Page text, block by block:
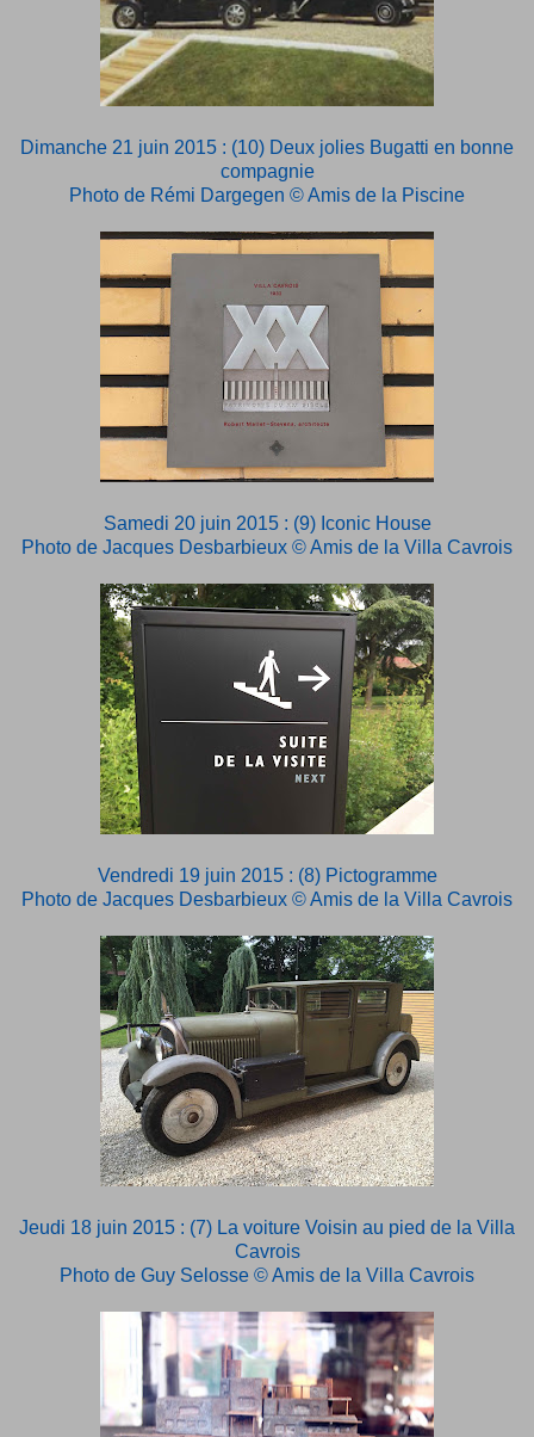
Dimanche 21 juin 2015 : (10) Deux jolies Bugatti en bonne
compagnie
Photo de Rémi Dargegen © Amis de la Piscine
Samedi 20 juin 2015 : (9) Iconic House
Photo de Jacques Desbarbieux © Amis de la Villa Cavrois
Vendredi 19 juin 2015 : (8) Pictogramme
Photo de Jacques Desbarbieux © Amis de la Villa Cavrois
Jeudi 18 juin 2015 : (7) La voiture Voisin au pied de la Villa
Cavrois
Photo de Guy Selosse © Amis de la Villa Cavrois